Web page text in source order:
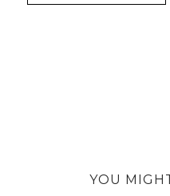
YOU